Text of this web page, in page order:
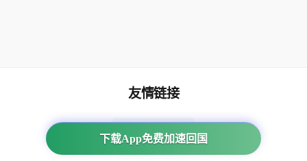
下载App免费加速回国
友情链接
海外回国加速器